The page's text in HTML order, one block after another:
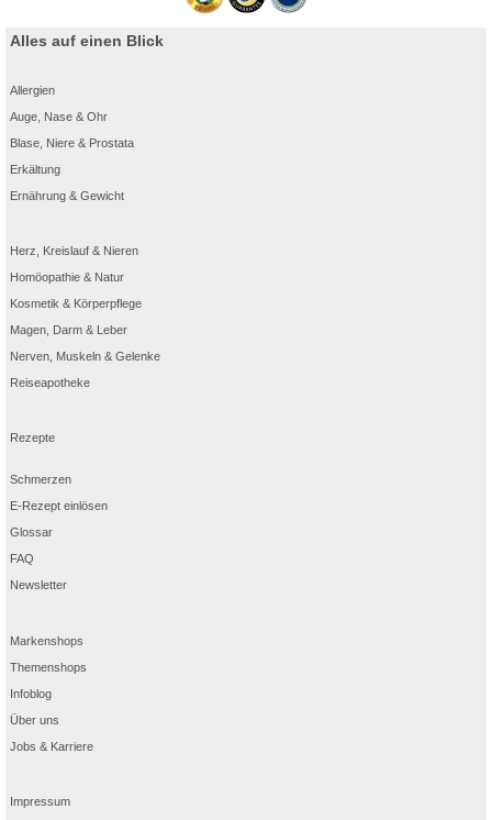
Alles auf einen Blick
Allergien
Auge, Nase & Ohr
Blase, Niere & Prostata
Erkältung
Ernährung & Gewicht
Herz, Kreislauf & Nieren
Homöopathie & Natur
Kosmetik & Körperpflege
Magen, Darm & Leber
Nerven, Muskeln & Gelenke
Reiseapotheke
Rezepte
Schmerzen
E-Rezept einlösen
Glossar
FAQ
Newsletter
Markenshops
Themenshops
Infoblog
Über uns
Jobs & Karriere
Impressum